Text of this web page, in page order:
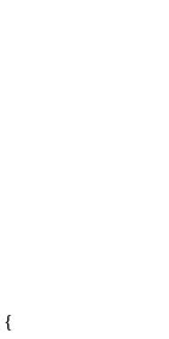
{